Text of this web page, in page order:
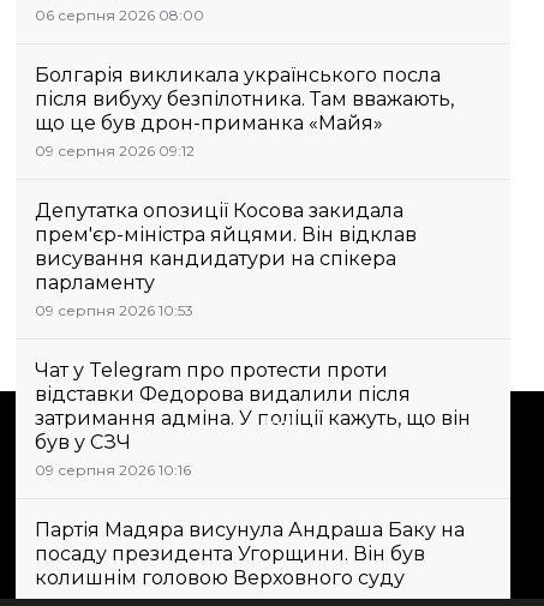
06 серпня 2026 08:00
Болгарія викликала українського посла
після вибуху безпілотника. Там вважають,
що це був дрон-приманка «Майя»
09 серпня 2026 09:12
Депутатка опозиції Косова закидала
прем'єр-міністра яйцями. Він відклав
висування кандидатури на спікера
парламенту
09 серпня 2026 10:53
Чат у Telegram про протести проти
відставки Федорова видалили після
затримання адміна. У поліції кажуть, що він
був у СЗЧ
09 серпня 2026 10:16
Партія Мадяра висунула Андраша Баку на
посаду президента Угорщини. Він був
колишнім головою Верховного суду
Підтримати
Ми працюємо для тебе та
завдяки тобі. Будь нашим
другом